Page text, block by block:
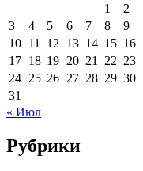
1
2
3
4 5 6 7 8
9
10 11 12 13 14 15 16
17 18 19 20 21 22 23
24 25 26 27 28 29 30
31
« Июл
Рубрики